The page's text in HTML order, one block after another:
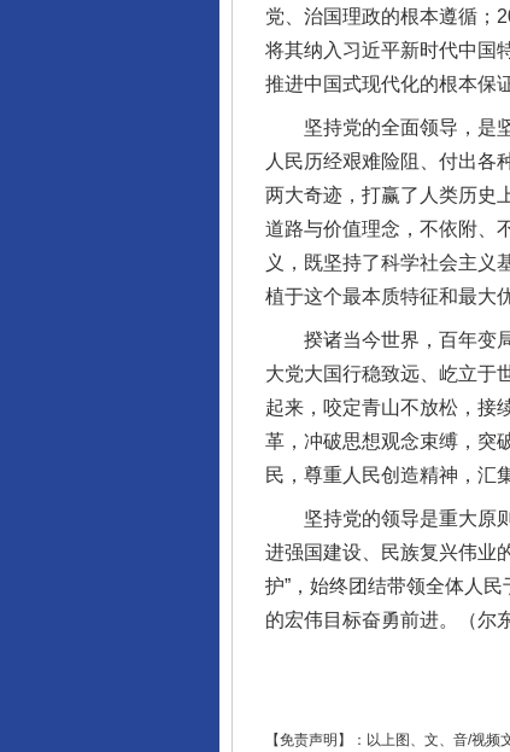
党、治国理政的根本遵循；
将其纳入习近平新时代中国
推进中国式现代化的根本保
坚持党的全面领导，是坚
人民历经艰难险阻、付出各
两大奇迹，打赢了人类历史
道路与价值理念，不依附、
义，既坚持了科学社会主义
植于这个最本质特征和最大
揆诸当今世界，百年变局
大党大国行稳致远、屹立于
起来，咬定青山不放松，接
革，冲破思想观念束缚，突
民，尊重人民创造精神，汇
坚持党的领导是重大原则
进强国建设、民族复兴伟业
护”，始终团结带领全体人
的宏伟目标奋勇前进。（尔东
【免责声明】：以上图、文、音/视
完善运行机制助力责任有
东山县通报“牛蛙产品抗生素